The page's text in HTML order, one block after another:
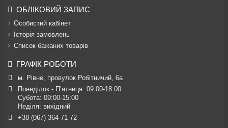
ОБЛІКОВИЙ ЗАПИС
Особистий кабінет
Історія замовлень
Список бажаних товарів
ГРАФІК РОБОТИ
м. Рівне, провулок Робітничий, 6а
Понеділок - П’ятниця: 09:00-18:00
Субота: 09:00-15:00
Неділя: вихідний
+38 (067) 364 71 72